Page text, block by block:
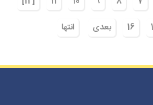
16 بعدی انتها